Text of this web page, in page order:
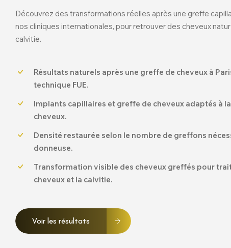
Découvrez des transformations réelles après une greffe
nos cliniques internationales, pour retrouver des cheveux
calvitie.
Résultats naturels après une greffe de cheveux à
technique FUE.
Implants capillaires et greffe de cheveux adaptés à
cheveux.
Densité restaurée selon le nombre de greffons
donneuse.
Transformation visible des cheveux greffés pour
cheveux et la calvitie.
Voir les résultats